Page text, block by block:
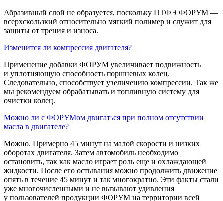
Абразивный слой не образуется, поскольку ПТФЭ ФОРУМ —
всерхскользкий относительно мягкий полимер и служит для
защиты от трения и износа.
Изменится ли компрессия двигателя?
Применение добавки ФОРУМ увеличивает подвижность
и уплотняющую способность поршневых колец.
Следовательно, способствует увеличению компрессии. Так же
мы рекомендуем обрабатывать и топливную систему для
очистки колец.
Можно ли с ФОРУМом двигаться при полном отсутствии
масла в двигателе?
Можно. Примерно 45 минут на малой скорости и низких
оборотах двигателя. Затем автомобиль необходимо
остановить, так как масло играет роль еще и охлаждающей
жидкости. После его остывания можно продолжить движение
опять в течение 45 минут и так многократно. Эти факты стали
уже многочисленными и не вызывают удивления
у пользователей продукции ФОРУМ на территории всей